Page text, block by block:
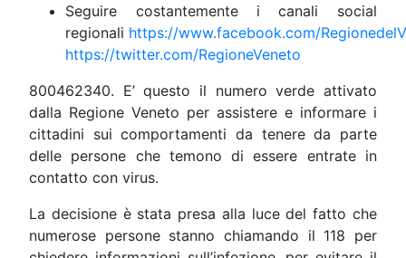
Seguire costantemente i canali social
regionali https://www.facebook.com/
https://twitter.com/RegioneVeneto
800462340. E’ questo il numero verde attivato
dalla Regione Veneto per assistere e informare i
cittadini sui comportamenti da tenere da parte
delle persone che temono di essere entrate in
contatto con virus.
La decisione è stata presa alla luce del fatto che
numerose persone stanno chiamando il 118 per